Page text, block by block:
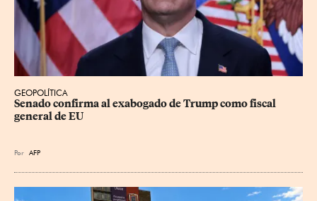
GEOPOLÍTICA
Senado confirma al exabogado de Trump como fiscal
general de EU
Por AFP